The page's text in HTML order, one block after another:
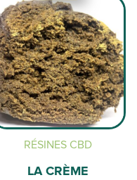
RÉSINES CBD
LA CRÈME